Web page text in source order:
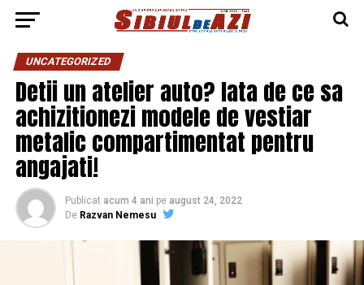
UNCATEGORIZED
Detii un atelier auto? Iata de ce sa
achizitionezi modele de vestiar
metalic compartimentat pentru
angajati!
Publicat acum 4 ani pe august 24, 2022
De Razvan Nemesu